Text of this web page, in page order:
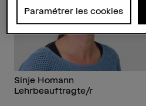
Sinje Homann
Lehrbeauftragte/r
Paramétrer les cookies